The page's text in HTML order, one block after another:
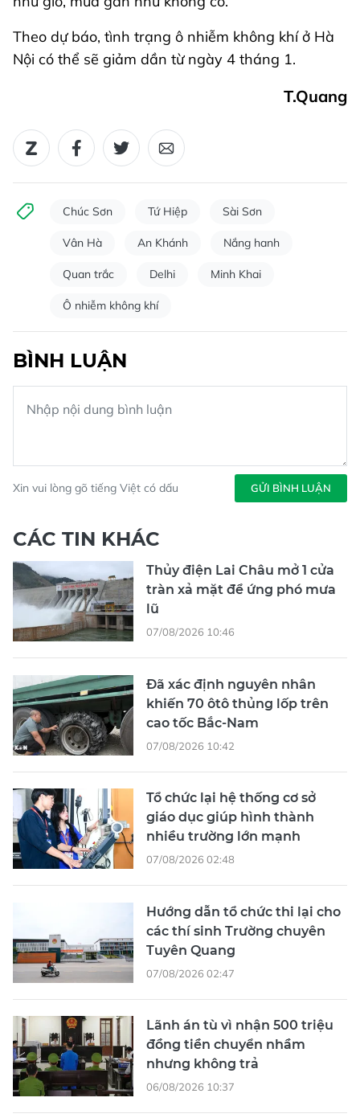
Theo dự báo, tình trạng ô nhiễm không khí ở Hà
Nội có thể sẽ giảm dần từ ngày 4 tháng 1.
T.Quang
Chúc Sơn Tứ Hiệp Sài Sơn
Vân Hà An Khánh Nắng hanh
Quan trắc Delhi Minh Khai
Ô nhiễm không khí
BÌNH LUẬN
Xin vui lòng gõ tiếng Việt có dấu GỬI BÌNH LUẬN
CÁC TIN KHÁC
Thủy điện Lai Châu mở 1 cửa
tràn xả mặt để ứng phó mưa
lũ
07/08/2026 10:46
Đã xác định nguyên nhân
khiến 70 ôtô thủng lốp trên
cao tốc Bắc-Nam
07/08/2026 10:42
Tổ chức lại hệ thống cơ sở
giáo dục giúp hình thành
nhiều trường lớn mạnh
07/08/2026 02:48
Hướng dẫn tổ chức thi lại cho
các thí sinh Trường chuyên
Tuyên Quang
07/08/2026 02:47
Lãnh án tù vì nhận 500 triệu
đồng tiền chuyển nhầm
nhưng không trả
06/08/2026 10:37